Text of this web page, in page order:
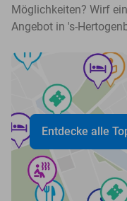
Möglichkeiten? Wirf
Angebot in 's-
Entdecke alle